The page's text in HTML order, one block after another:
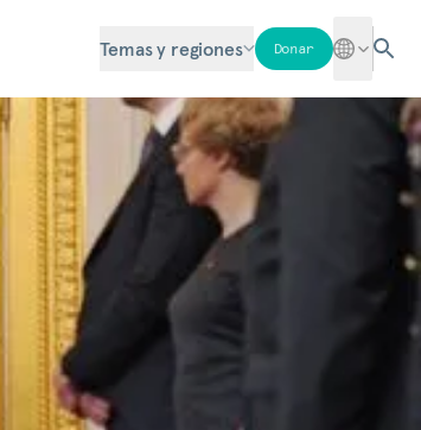
Temas y regiones Donar